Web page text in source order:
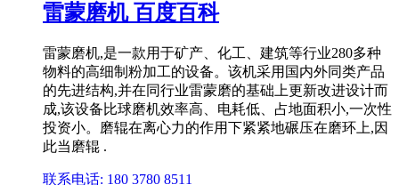
雷蒙磨机 百度百科
雷蒙磨机,是一款用于矿产、化工、建筑等行业280多种
物料的高细制粉加工的设备。该机采用国内外同类产品
的先进结构,并在同行业雷蒙磨的基础上更新改进设计而
成,该设备比球磨机效率高、电耗低、占地面积小,一次性
投资小。磨辊在离心力的作用下紧紧地碾压在磨环上,因
此当磨辊 .
联系电话: 180 3780 8511